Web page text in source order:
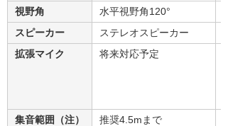
視野角
水平視野角120°
スピーカー
ステレオスピーカー
拡張マイク
将来対応予定
集音範囲（注） 推奨4.5mまで